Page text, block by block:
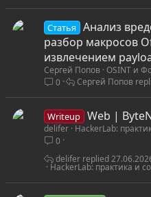
Статья
Анализ
разбор макросов
извлечением
Сергей Попов OSINT и
0
Сергей Попов
Writeup Web |
delifer HackerLab:
0
HackerLab: практика и
delifer